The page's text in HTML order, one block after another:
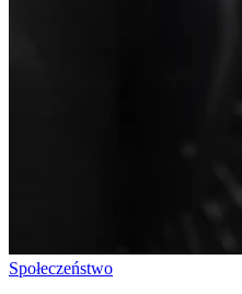
Społeczeństwo